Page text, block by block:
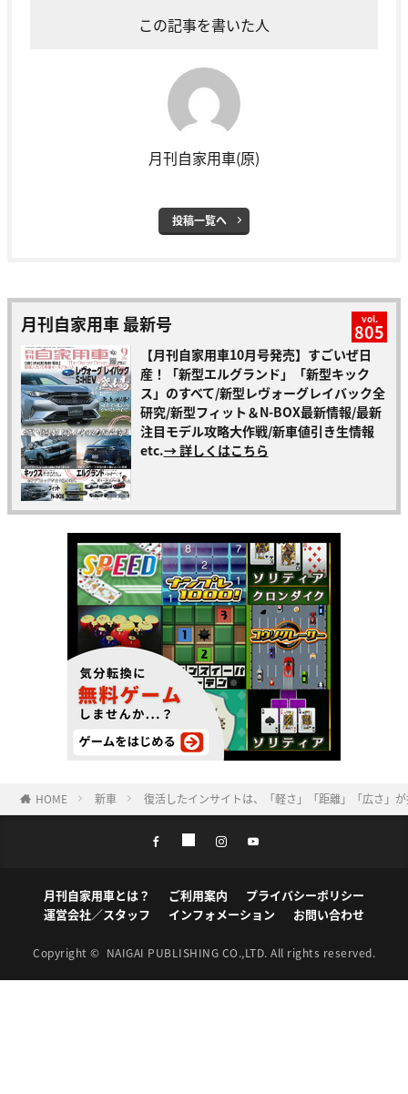
この記事を書いた人
月刊自家用車(原)
投稿一覧へ
月刊自家用車 最新号 vol.
805
【月刊自家用車10月号発売】すごいぜ日
産！「新型エルグランド」「新型キック
ス」のすべて/新型レヴォーグレイバック全
研究/新型フィット＆N-BOX最新情報/最新
注目モデル攻略大作戦/新車値引き生情報
etc.→ 詳しくはこちら
HOME 新車 復活したインサイトは、「軽さ」「距離」「広さ」
月刊自家用車とは？ ご利用案内
プライバシーポリシー
運営会社／スタッフ
インフォメーション お問い合わせ
Copyright © NAIGAI PUBLISHING CO.,LTD. All rights reserved.